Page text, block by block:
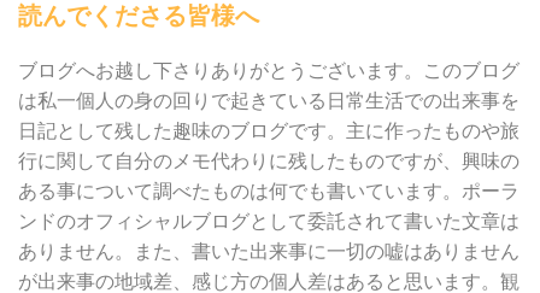
読んでくださる皆様へ
ブログへお越し下さりありがとうございます。このブログ
は私一個人の身の回りで起きている日常生活での出来事を
日記として残した趣味のブログです。主に作ったものや旅
行に関して自分のメモ代わりに残したものですが、興味の
ある事について調べたものは何でも書いています。ポーラ
ンドのオフィシャルブログとして委託されて書いた文章は
ありません。また、書いた出来事に一切の嘘はありません
が出来事の地域差、感じ方の個人差はあると思います。観